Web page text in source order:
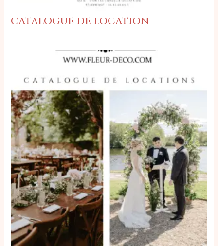
catalogue de location